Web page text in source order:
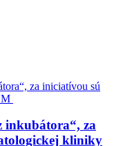
inkubátora“, za
kliniky